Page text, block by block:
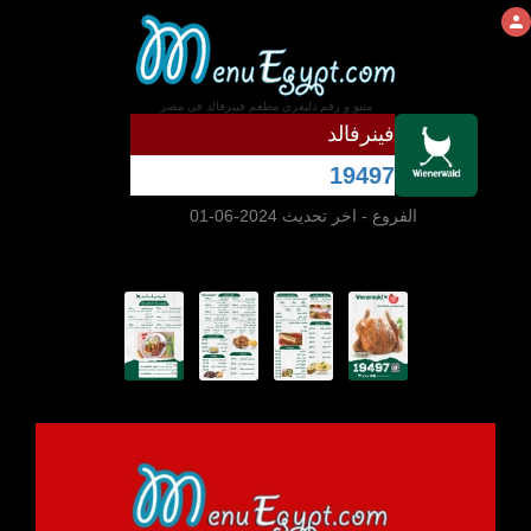
منيو و رقم دليفرى مطعم فينرفالد فى مصر
فينرفالد
19497
الفروع - اخر تحديث 2024-06-01